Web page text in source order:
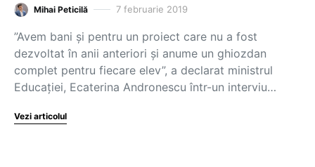
Mihai Peticilă 7 februarie 2019
”Avem bani şi pentru un proiect care nu a fost
dezvoltat în anii anteriori şi anume un ghiozdan
complet pentru fiecare elev”, a declarat ministrul
Educației, Ecaterina Andronescu într-un interviu…
Vezi articolul